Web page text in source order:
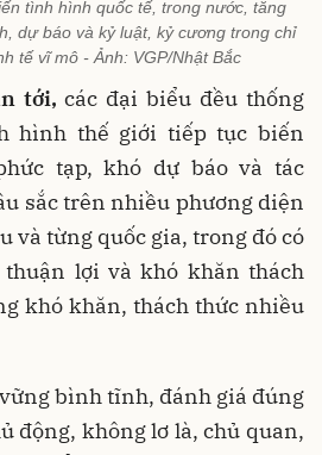
tình hình quốc tế, trong nước, tăng
dự báo và kỷ luật, kỷ cương trong chỉ
tế vĩ mô - Ảnh: VGP/Nhật Bắc
tới,các đại biểu đều thống
hình thế giới tiếp tục biến
tạp, khó dự báo và tác
sắc trên nhiều phương diện
và từng quốc gia, trong đó có
lợi và khó khăn thách
khó khăn, thách thức nhiều
bình tĩnh, đánh giá đúng
động, không lơ là, chủ quan,